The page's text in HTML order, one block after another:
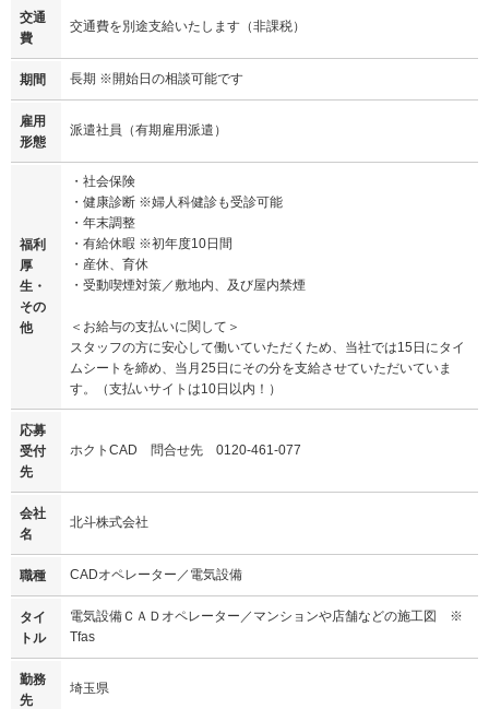
交通
費
交通費を別途支給いたします（非課税）
期間 長期 ※開始日の相談可能です
雇用
形態
派遣社員（有期雇用派遣）
福利
厚
生・
その
他
・社会保険
・健康診断 ※婦人科健診も受診可能
・年末調整
・有給休暇 ※初年度10日間
・産休、育休
・受動喫煙対策／敷地内、及び屋内禁煙
＜お給与の支払いに関して＞
スタッフの方に安心して働いていただくため、当社では15日にタイ
ムシートを締め、当月25日にその分を支給させていただいていま
す。（支払いサイトは10日以内！）
応募
受付
先
ホクトCAD 問合せ先 0120-461-077
会社
名
北斗株式会社
職種 CADオペレーター／電気設備
タイ
トル
電気設備ＣＡＤオペレーター／マンションや店舗などの施工図 ※
Tfas
勤務
先
埼玉県